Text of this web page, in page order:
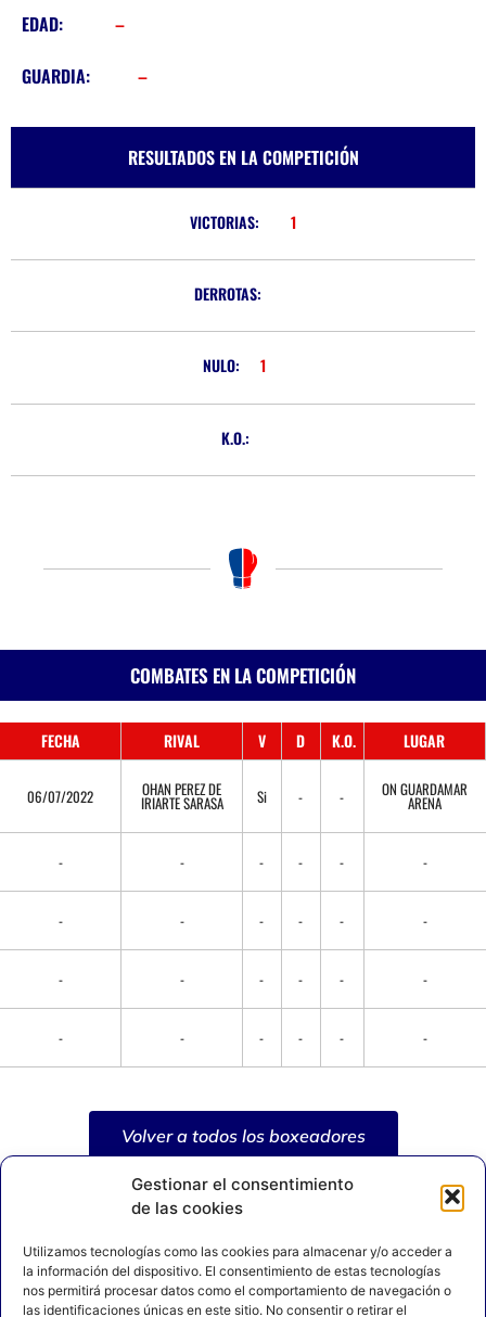
Gestionar el consentimiento
de las cookies
Utilizamos tecnologías como las cookies para almacenar y/o acceder a
la información del dispositivo. El consentimiento de estas tecnologías
nos permitirá procesar datos como el comportamiento de navegación o
las identificaciones únicas en este sitio. No consentir o retirar el
EDAD: –
GUARDIA: –
RESULTADOS EN LA COMPETICIÓN
VICTORIAS: 1
DERROTAS:
NULO: 1
K.O.:
COMBATES EN LA COMPETICIÓN
FECHA RIVAL V D K.O. LUGAR
06/07/2022 OHAN PEREZ DE
IRIARTE SARASA Si - - ON GUARDAMAR
ARENA
- - - - - -
- - - - - -
- - - - - -
- - - - - -
Volver a todos los boxeadores